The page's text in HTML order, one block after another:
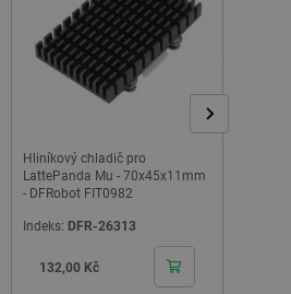
Hliníkový chladič pro
LattePanda Mu - 70x45x11mm
- DFRobot FIT0982
Indeks: DFR-26313
Cena
132,00 Kč